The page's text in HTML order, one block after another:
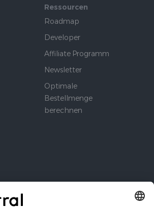
Ressourcen
Roadmap
Developer
Affiliate Programm
Newsletter
Optimale
Bestellmenge
berechnen